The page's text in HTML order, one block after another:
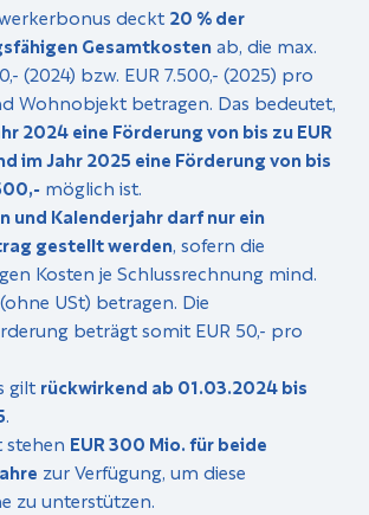
deckt 20 % der
Gesamtkostenab, die max.
(2024) bzw. EUR 7.500,- (2025) pro
Wohnobjekt betragen. Das bedeutet,
2024 eine Förderung von bis zu EUR
im Jahr 2025 eine Förderung von bis
möglich ist.
und Kalenderjahr darf nur ein
gestellt werden, sofern die
Kosten je Schlussrechnung mind.
USt) betragen. Die
beträgt somit EUR 50,- pro
gilt rückwirkend ab 01.03.2024 bis
.
stehen EUR 300 Mio. für beide
zur Verfügung, um diese
zu unterstützen.